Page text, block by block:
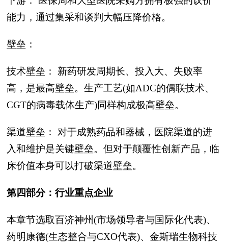
能力，通过集采和谈判大幅压降价格。
壁垒：
技术壁垒： 新药研发周期长、投入大、失败率
高，是最高壁垒。生产工艺(如ADC的偶联技术、
CGT的病毒载体生产)同样构成极高壁垒。
渠道壁垒： 对于成熟药品和器械，医院渠道的进
入和维护是关键壁垒。但对于颠覆性创新产品，临
床价值本身可以打破渠道壁垒。
第四部分：行业重点企业
本章节选取百济神州(市场领导者与国际化代表)、
药明康德(生态整合与CXO代表)、金斯瑞生物科技